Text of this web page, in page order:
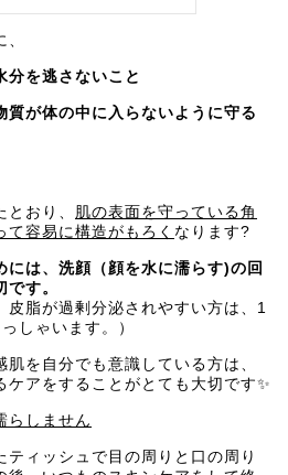
分を逃さないこと
質が体の中に入らないように守る
おり、 肌の表面を守っている角
容易に構造がもろく なります?
には、洗顔（顔を水に濡らす)の回
す。
皮脂が過剰分泌されやすい方は、1
しゃいます。）
を自分でも意識している方は、
ケアをすることがとても大切です✨
らしません
ィッシュで目の周りと口の周り